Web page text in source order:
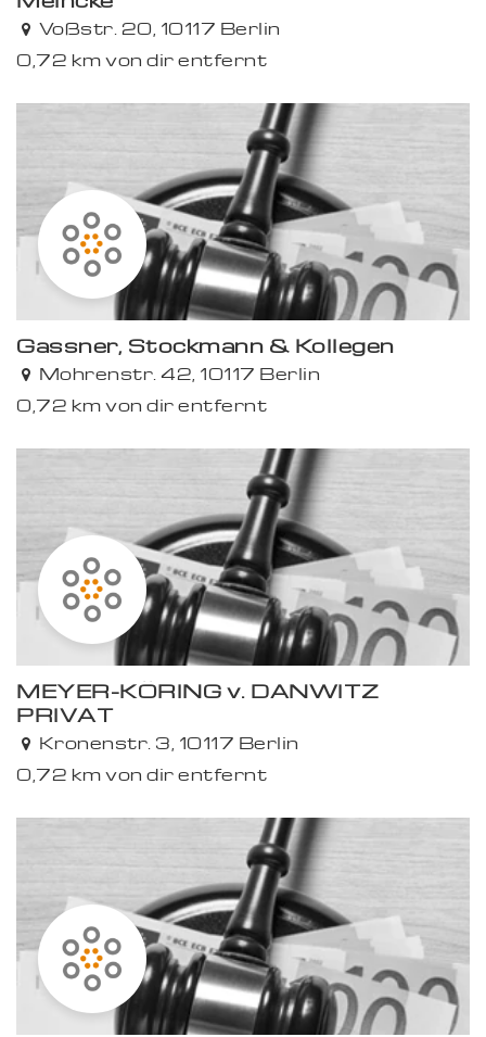
Voßstr. 20, 10117 Berlin
0,72 km von dir entfernt
Gassner, Stockmann & Kollegen
Mohrenstr. 42, 10117 Berlin
0,72 km von dir entfernt
MEYER-KÖRING v. DANWITZ
PRIVAT
Kronenstr. 3, 10117 Berlin
0,72 km von dir entfernt